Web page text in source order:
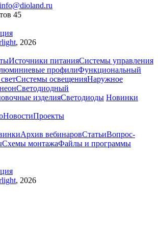
info@dioland.ru
45
, 2026
Источники питанияСистемы управления
профилиФункциональный
Системы освещенияНаружное
Светодиодный
изделияСветодиоды Новинки
НовостиПроекты
Архив вебинаровСтатьиВопрос-
Схемы монтажаФайлы и программы
, 2026